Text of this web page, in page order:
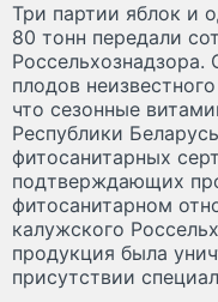
Три партии яблок и
80 тонн передали
Россельхознадзора.
плодов
что сезонные
Республики
фитосанитарных
подтверждающих
фитосанитарном
калужского
продукция была
присутствии